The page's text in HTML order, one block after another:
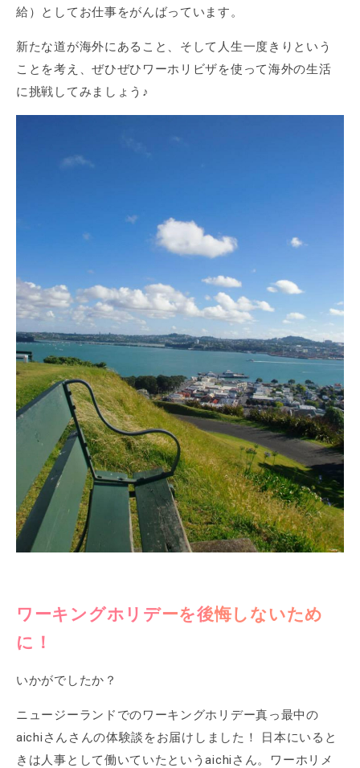
給）としてお仕事をがんばっています。
新たな道が海外にあること、そして人生一度きりという
ことを考え、ぜひぜひワーホリビザを使って海外の生活
に挑戦してみましょう♪
ワーキングホリデーを後悔しないため
に！
いかがでしたか？
ニュージーランドでのワーキングホリデー真っ最中の
aichiさんさんの体験談をお届けしました！ 日本にいると
きは人事として働いていたというaichiさん。ワーホリメ